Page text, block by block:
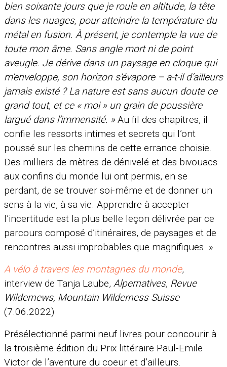
bien soixante jours que je roule en altitude, la tête
dans les nuages, pour atteindre la température du
métal en fusion. À présent, je contemple la vue de
toute mon âme. Sans angle mort ni de point
aveugle. Je dérive dans un paysage en cloque qui
m’enveloppe, son horizon s’évapore – a-t-il d’ailleurs
jamais existé ? La nature est sans aucun doute ce
grand tout, et ce « moi » un grain de poussière
largué dans l’immensité. » Au fil des chapitres, il
confie les ressorts intimes et secrets qui l’ont
poussé sur les chemins de cette errance choisie.
Des milliers de mètres de dénivelé et des bivouacs
aux confins du monde lui ont permis, en se
perdant, de se trouver soi-même et de donner un
sens à la vie, à sa vie. Apprendre à accepter
l’incertitude est la plus belle leçon délivrée par ce
parcours composé d’itinéraires, de paysages et de
rencontres aussi improbables que magnifiques. »
A vélo à travers les montagnes du monde,
interview de Tanja Laube, Alpernatives, Revue
Wildernews, Mountain Wilderness Suisse
(7.06.2022)
Présélectionné parmi neuf livres pour concourir à
la troisième édition du Prix littéraire Paul-Emile
Victor de l’aventure du coeur et d’ailleurs.